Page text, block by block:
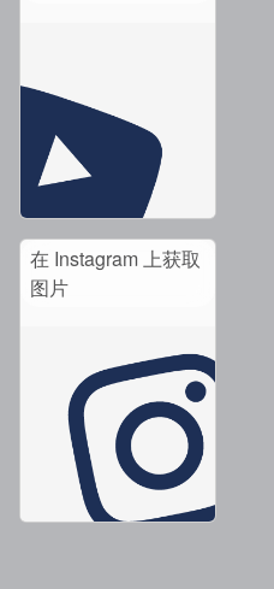
在 Instagram 上获取
图片